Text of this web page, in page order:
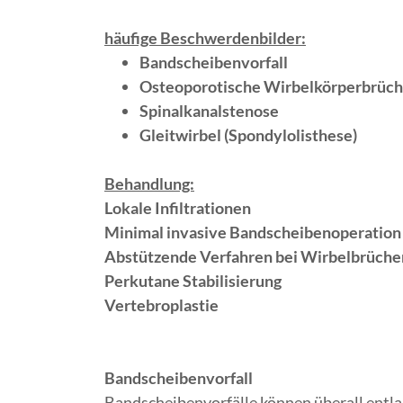
häufige Beschwerdenbilder:
Bandscheibenvorfall
Osteoporotische
Spinalkanalstenose
Gleitwirbel (Spondylolisthese)
Behandlung:
Lokale Infiltrationen
Minimal invasive Bandscheibenoperation
Abstützende Verfahren bei
Perkutane Stabilisierung
Vertebroplastie
Bandscheibenvorfall